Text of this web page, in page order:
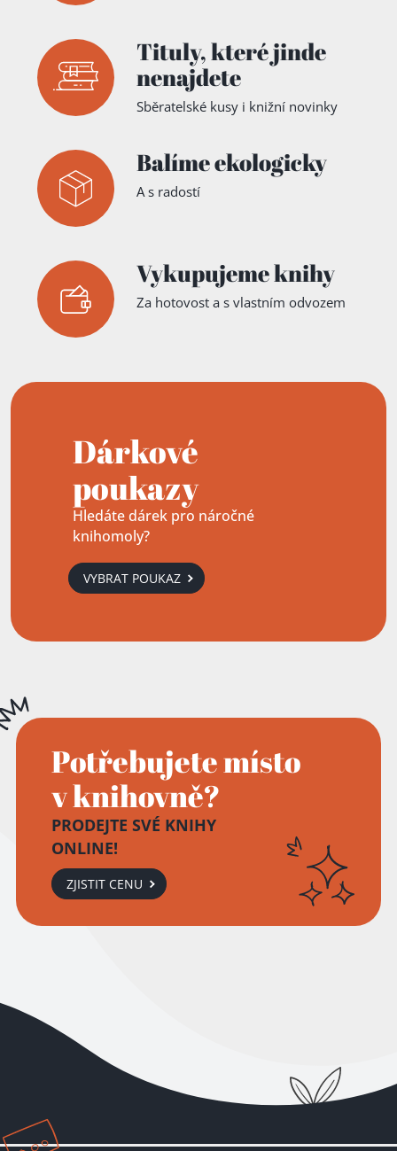
Tituly,které jinde
nenajdete
Sběratelské kusy i knižní novinky
Balíme ekologicky
A s radostí
Vykupujeme knihy
Za hotovost a s vlastním odvozem
Dárkové
poukazy
Hledáte dárek pro náročné
knihomoly?
VYBRAT POUKAZ
Potřebujete místo
v knihovně?
PRODEJTE SVÉ KNIHY
ONLINE!
ZJISTIT CENU